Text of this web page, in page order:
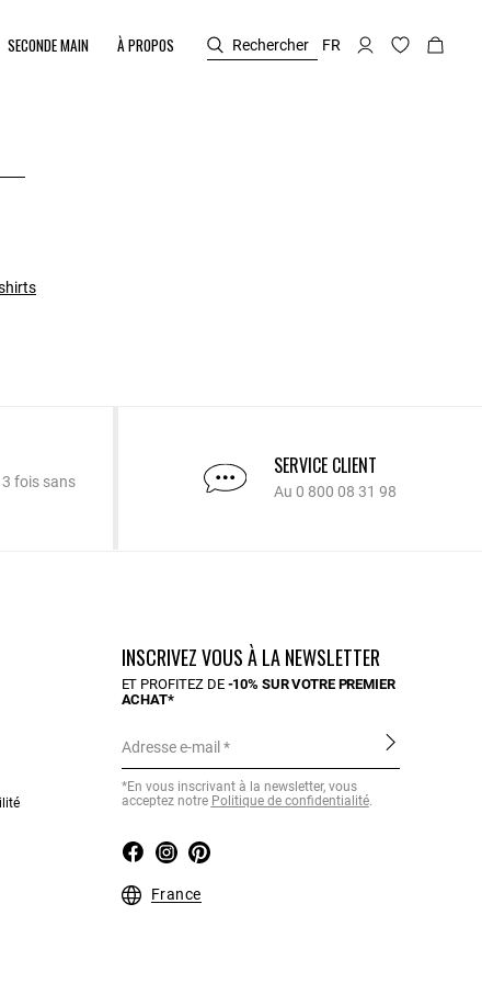
SECONDE MAIN À PROPOS Rechercher FR
fois sans
SERVICE CLIENT
Au 0 800 08 31 98
INSCRIVEZ VOUS À LA NEWSLETTER
ET PROFITEZ DE -10% SUR VOTRE PREMIER
ACHAT*
Adresse e-mail
*En vous inscrivant à la newsletter, vous
acceptez notre Politique de confidentialité.
France